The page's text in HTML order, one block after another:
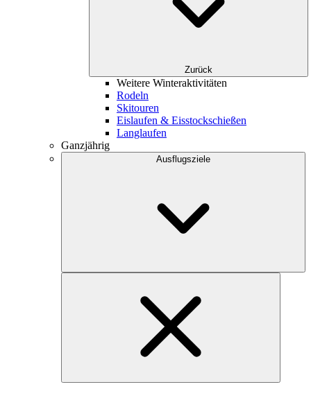
Zurück
Weitere Winteraktivitäten
Rodeln
Skitouren
Eislaufen & Eisstockschießen
Langlaufen
Ganzjährig
Ausflugsziele